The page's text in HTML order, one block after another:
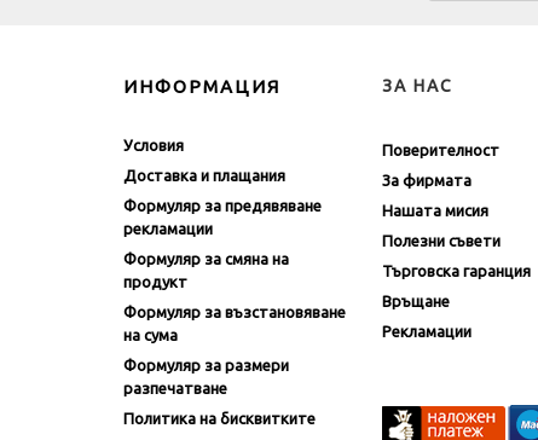
ИНФОРМАЦИЯ
Условия
Доставка и плащания
Формуляр за предявяване
рекламации
Формуляр за смяна на
продукт
Формуляр за възстановяване
на сума
Формуляр за размери
разпечатване
Политика на бисквитките
ЗА НАС
Поверителност
За фирмата
Нашата мисия
Полезни съвети
Търговска гаранция
Връщане
Рекламации